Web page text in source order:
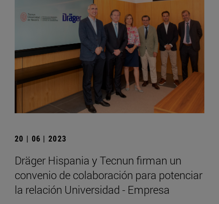
20 | 06 | 2023
Dräger Hispania y Tecnun firman un
convenio de colaboración para potenciar
la relación Universidad - Empresa